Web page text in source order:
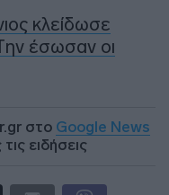
κλείδωσε
έσωσαν οι
στο Google News
ειδήσεις